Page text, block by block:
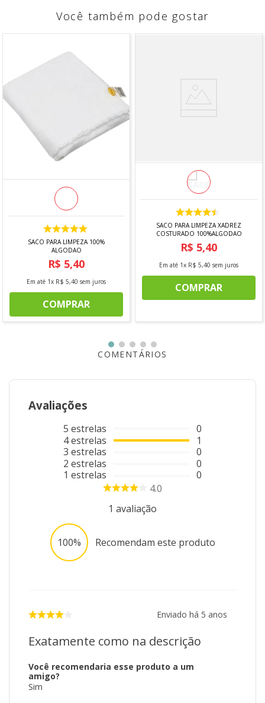
*Imagem Meramente Ilustrativa.
Você também pode gostar
SACO PARA LIMPEZA 100%
ALGODAO
R$ 5,40
Em até 1x R$ 5,40 sem juros
COMPRAR
SACO PARA LIMPEZA XADREZ
COSTURADO 100%ALGODAO
R$ 5,40
Em até 1x R$ 5,40 sem juros
COMPRAR
COMENTÁRIOS
Avaliações
5 estrelas
4estrelas
3 estrelas
2 estrelas
1 estrelas
0
1
0
0
0
4.0
1 avaliação
100% Recomendam este produto
Enviado há 5 anos
Exatamente como na descrição
Você recomendaria esse produto a um
amigo?
Sim